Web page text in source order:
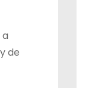
de